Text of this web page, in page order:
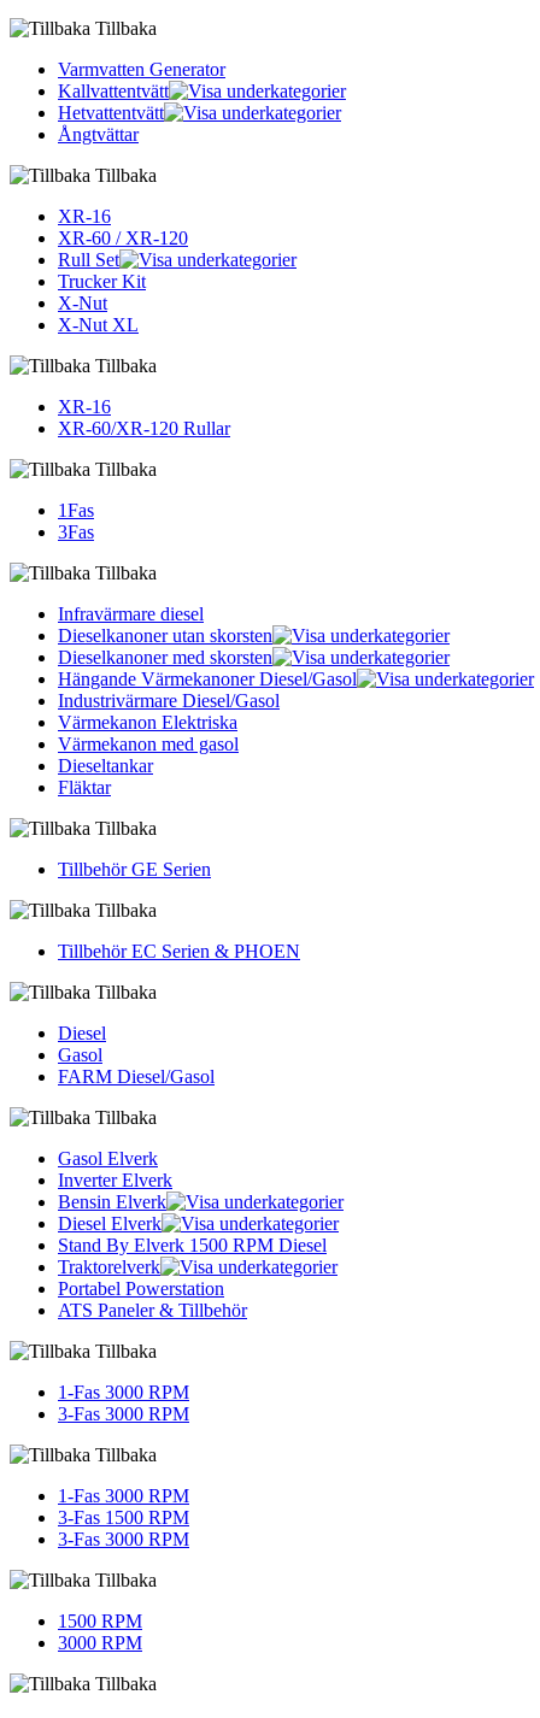
Tillbaka
Varmvatten Generator
Kallvattentvätt
Hetvattentvätt
Ångtvättar
Tillbaka
XR-16
XR-60 / XR-120
Rull Set
Trucker Kit
X-Nut
X-Nut XL
Tillbaka
XR-16
XR-60/XR-120 Rullar
Tillbaka
1Fas
3Fas
Tillbaka
Infravärmare diesel
Dieselkanoner utan skorsten
Dieselkanoner med skorsten
Hängande Värmekanoner Diesel/Gasol
Industrivärmare Diesel/Gasol
Värmekanon Elektriska
Värmekanon med gasol
Dieseltankar
Fläktar
Tillbaka
Tillbehör GE Serien
Tillbaka
Tillbehör EC Serien & PHOEN
Tillbaka
Diesel
Gasol
FARM Diesel/Gasol
Tillbaka
Gasol Elverk
Inverter Elverk
Bensin Elverk
Diesel Elverk
Stand By Elverk 1500 RPM Diesel
Traktorelverk
Portabel Powerstation
ATS Paneler & Tillbehör
Tillbaka
1-Fas 3000 RPM
3-Fas 3000 RPM
Tillbaka
1-Fas 3000 RPM
3-Fas 1500 RPM
3-Fas 3000 RPM
Tillbaka
1500 RPM
3000 RPM
Tillbaka